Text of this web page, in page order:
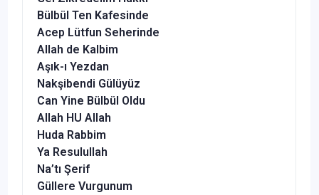
Bülbül Ten Kafesinde
Acep Lütfun Seherinde
Allah de Kalbim
Aşık-ı Yezdan
Nakşibendi Gülüyüz
Can Yine Bülbül Oldu
Allah HU Allah
Huda Rabbim
Ya Resulullah
Na’tı Şerif
Güllere Vurgunum